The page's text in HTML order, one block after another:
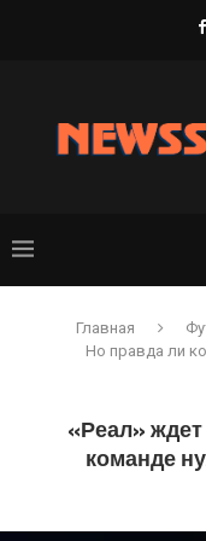
Главная
Но правда ли
«Реал»
команде